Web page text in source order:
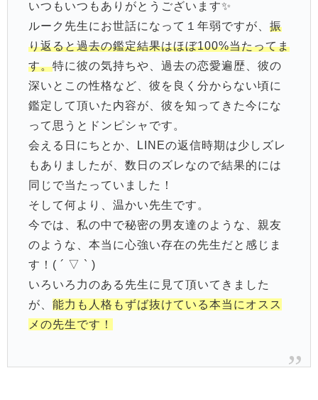
いつもいつもありがとうございます✨
ルーク先生にお世話になって１年弱ですが、 振
り返ると過去の鑑定結果はほぼ100%当たってま
す。特に彼の気持ちや、過去の恋愛遍歴、彼の
深いとこの性格など、彼を良く分からない頃に
鑑定して頂いた内容が、彼を知ってきた今にな
って思うとドンピシャです。
会える日にちとか、LINEの返信時期は少しズレ
もありましたが、数日のズレなので結果的には
同じで当たっていました！
そして何より、温かい先生です。
今では、私の中で秘密の男友達のような、親友
のような、本当に心強い存在の先生だと感じま
す！( ´ ▽ ` )
いろいろ力のある先生に見て頂いてきました
が、 能力も人格もずば抜けている本当にオスス
メの先生です！